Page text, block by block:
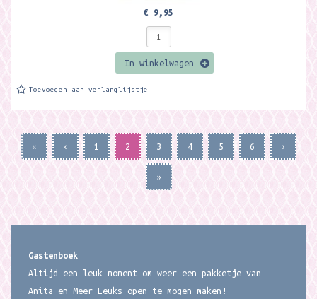
€ 9,95
In winkelwagen
Toevoegen aan verlanglijstje
« ‹ 1 2 3 4 5 6 ›
»
Gastenboek
Altijd een leuk moment om weer een pakketje van
Anita en Meer Leuks open te mogen maken!